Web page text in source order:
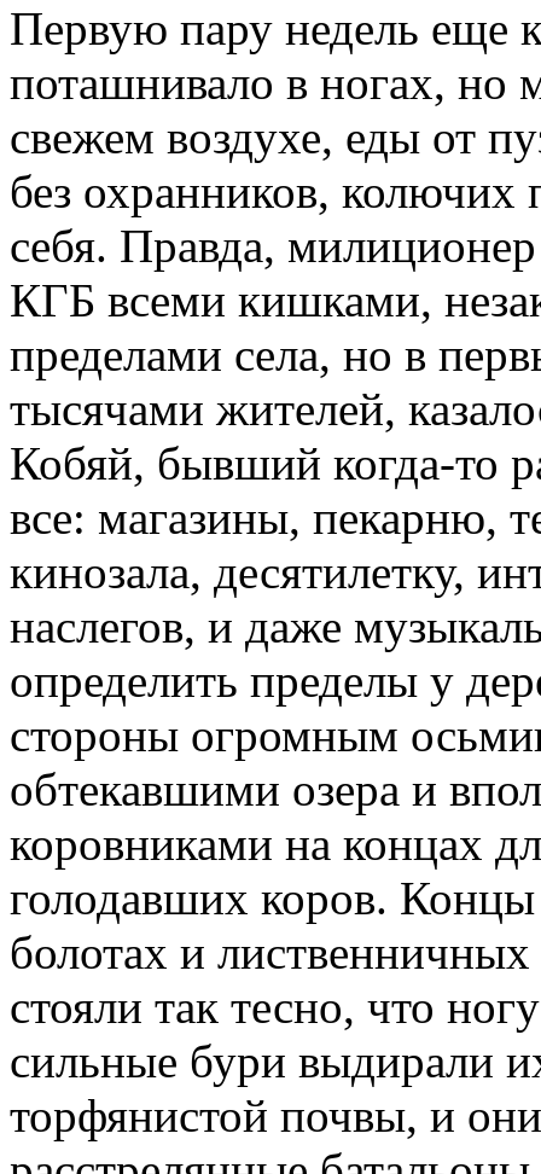
Первую пару недель еще
поташнивало в ногах, но
свежем воздухе, еды от
без охранников, колючих
себя. Правда,
КГБ всеми кишками,
пределами села, но в
тысячами жителей,
Кобяй, бывший когда-то
все: магазины, пекарню,
кинозала, десятилетку,
наслегов, и даже
определить пределы у
стороны огромным
обтекавшими озера и
коровниками на концах
голодавших коров.
болотах и
стояли так тесно, что
сильные бури выдирали
торфянистой почвы, и